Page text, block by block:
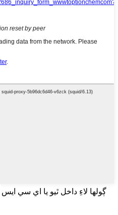
ڳولھا لاءِ داخل ٿيو يا اي سي ايس